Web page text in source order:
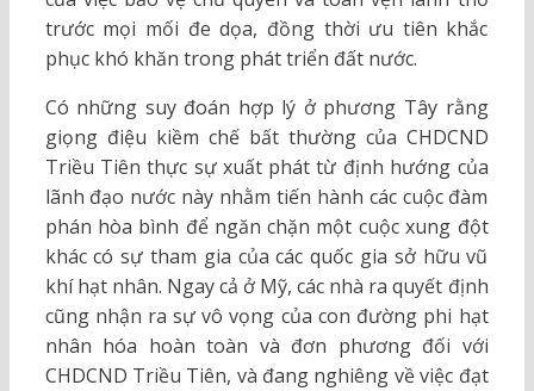
trước mọi mối đe dọa, đồng thời ưu tiên khắc
phục khó khăn trong phát triển đất nước.
Có những suy đoán hợp lý ở phương Tây rằng
giọng điệu kiềm chế bất thường của CHDCND
Triều Tiên thực sự xuất phát từ định hướng của
lãnh đạo nước này nhằm tiến hành các cuộc đàm
phán hòa bình để ngăn chặn một cuộc xung đột
khác có sự tham gia của các quốc gia sở hữu vũ
khí hạt nhân. Ngay cả ở Mỹ, các nhà ra quyết định
cũng nhận ra sự vô vọng của con đường phi hạt
nhân hóa hoàn toàn và đơn phương đối với
CHDCND Triều Tiên, và đang nghiêng về việc đạt